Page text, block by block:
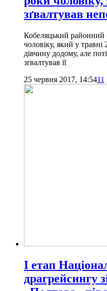
зґвалтував
Кобеляцький районний
чоловіку, який у травні
дівчину додому, але
зґвалтував її
25 червня 2017, 14:5411
І етап
драгрейсингу